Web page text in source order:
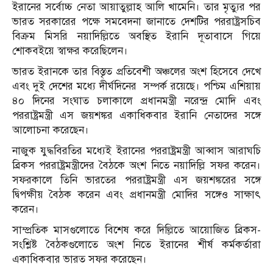
ইরানের সর্বোচ্চ নেতা আয়াতুল্লাহ আলি খামেনি। তার মৃত্যুর পর
ভারত সরকারের পক্ষে সমবেদনা জানাতে দেশটির পররাষ্ট্রসচিব
বিক্রম মিসরি নয়াদিল্লিতে অবস্থিত ইরানি দূতাবাসে গিয়ে
শোকবইয়ে স্বাক্ষর করেছিলেন।
ভারত ইরানকে তার বিস্তৃত প্রতিবেশী অঞ্চলের অংশ হিসেবে দেখে
এবং দুই দেশের মধ্যে দীর্ঘদিনের সম্পর্ক রয়েছে। পশ্চিম এশিয়ায়
৪০ দিনের সংঘাত চলাকালে প্রধানমন্ত্রী নরেন্দ্র মোদি এবং
পররাষ্ট্রমন্ত্রী এস জয়শঙ্কর একাধিকবার ইরানি নেতাদের সঙ্গে
আলোচনা করেছেন।
নাজুক যুদ্ধবিরতির মধ্যেই ইরানের পররাষ্ট্রমন্ত্রী আব্বাস আরাঘচি
ব্রিকস পররাষ্ট্রমন্ত্রীদের বৈঠকে অংশ নিতে নয়াদিল্লি সফর করেন।
সফরকালে তিনি ভারতের পররাষ্ট্রমন্ত্রী এস জয়শঙ্করের সঙ্গে
দ্বিপক্ষীয় বৈঠক করেন এবং প্রধানমন্ত্রী মোদির সঙ্গেও সাক্ষাৎ
করেন।
সাম্প্রতিক মাসগুলোতে বিশেষ করে দিল্লিতে আয়োজিত ব্রিকস-
সংশ্লিষ্ট বৈঠকগুলোতে অংশ নিতে ইরানের শীর্ষ কর্মকর্তারা
একাধিকবার ভারত সফর করেছেন।